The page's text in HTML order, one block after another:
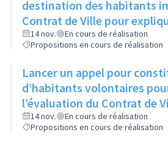
destination des habitants
Contrat de Ville pour
dispositifs, les termes
abréviations et les projets
14 nov.
En cours de réalisation
Propositions en cours de réalisation
Lancer un appel pour
d’habitants volontaires
l’évaluation du Contrat de
14 nov.
En cours de réalisation
Propositions en cours de réalisation